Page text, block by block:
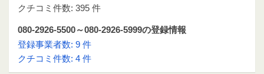
クチコミ件数: 395 件
080-2926-5500～080-2926-5999の登録情報
登録事業者数: 9 件
クチコミ件数: 4 件